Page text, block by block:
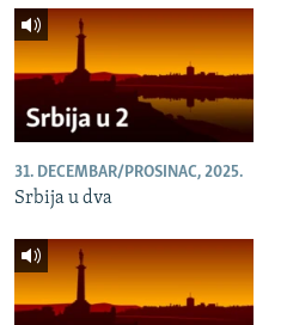
31. DECEMBAR/PROSINAC, 2025.
Srbija u dva